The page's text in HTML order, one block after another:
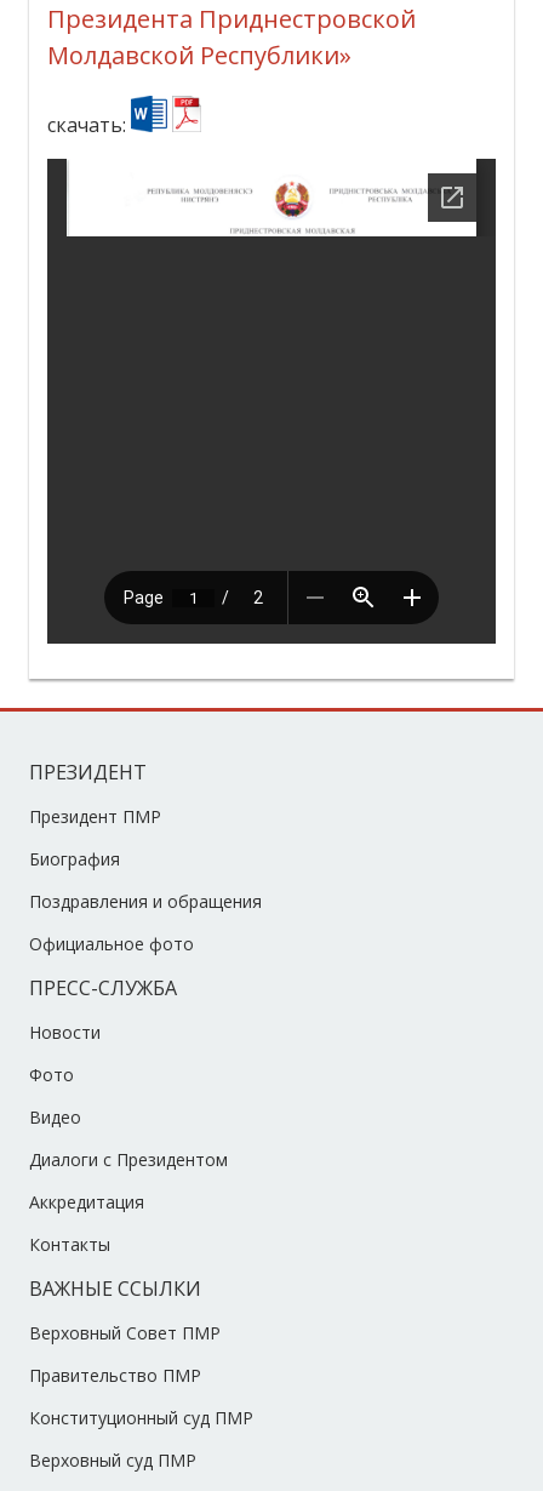
Президента Приднестровской
Молдавской Республики»
скачать:
ПРЕЗИДЕНТ
Президент ПМР
Биография
Поздравления и обращения
Официальное фото
ПРЕСС-СЛУЖБА
Новости
Фото
Видео
Диалоги с Президентом
Аккредитация
Контакты
ВАЖНЫЕ ССЫЛКИ
Верховный Совет ПМР
Правительство ПМР
Конституционный суд ПМР
Верховный суд ПМР